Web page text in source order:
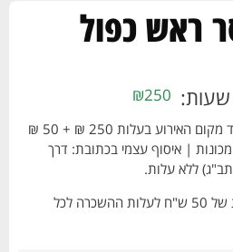
ראש כפול
₪250
משלוח לכיוון אחד עד מקום האירוע בעלות 250 ₪ + 50 ₪
לכל מכונה נוספת מעבר ל- 2 מכונות | איסוף עצמי בכתובת: דרך
בתקופות החגים ישנה תוספת של 50 ש"ח לעלות ההשכרה לכל